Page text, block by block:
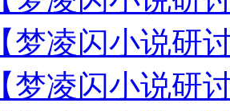
【梦凌闪小说研
【梦凌闪小说研